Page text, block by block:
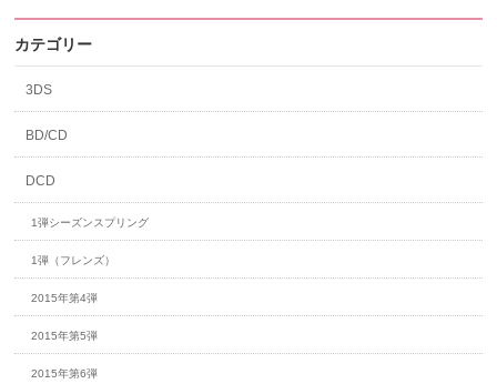
カテゴリー
3DS
BD/CD
DCD
1弾シーズンスプリング
1弾（フレンズ）
2015年第4弾
2015年第5弾
2015年第6弾